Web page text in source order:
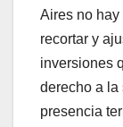
Aires no
recortar y
inversiones
derecho a la
presencia